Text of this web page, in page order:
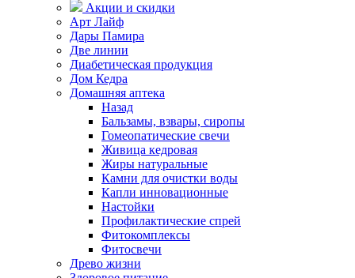
Акции и скидки
Арт Лайф
Дары Памира
Две линии
Диабетическая продукция
Дом Кедра
Домашняя аптека
Назад
Бальзамы, взвары, сиропы
Гомеопатические свечи
Живица кедровая
Жиры натуральные
Камни для очистки воды
Капли инновационные
Настойки
Профилактические спрей
Фитокомплексы
Фитосвечи
Древо жизни